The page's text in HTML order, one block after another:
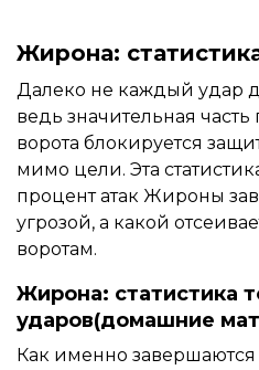
Жирона:
Далеко не каждый удар
ведь значительная
ворота блокируется
мимо цели. Эта
процент атак Жироны
угрозой, а какой
воротам.
Жирона: статистика
ударов(домашние
Как именно